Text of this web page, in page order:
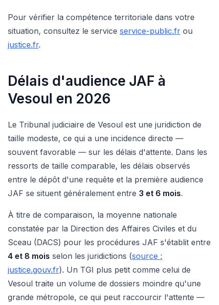
Pour vérifier la compétence territoriale dans votre
situation, consultez le service service-public.fr ou
justice.fr.
Délais d'audience JAF à
Vesoul en 2026
Le Tribunal judiciaire de Vesoul est une juridiction de
taille modeste, ce qui a une incidence directe —
souvent favorable — sur les délais d'attente. Dans les
ressorts de taille comparable, les délais observés
entre le dépôt d'une requête et la première audience
JAF se situent généralement entre 3 et 6 mois.
À titre de comparaison, la moyenne nationale
constatée par la Direction des Affaires Civiles et du
Sceau (DACS) pour les procédures JAF s'établit entre
4 et 8 mois selon les juridictions (source :
justice.gouv.fr). Un TGI plus petit comme celui de
Vesoul traite un volume de dossiers moindre qu'une
grande métropole, ce qui peut raccourcir l'attente —